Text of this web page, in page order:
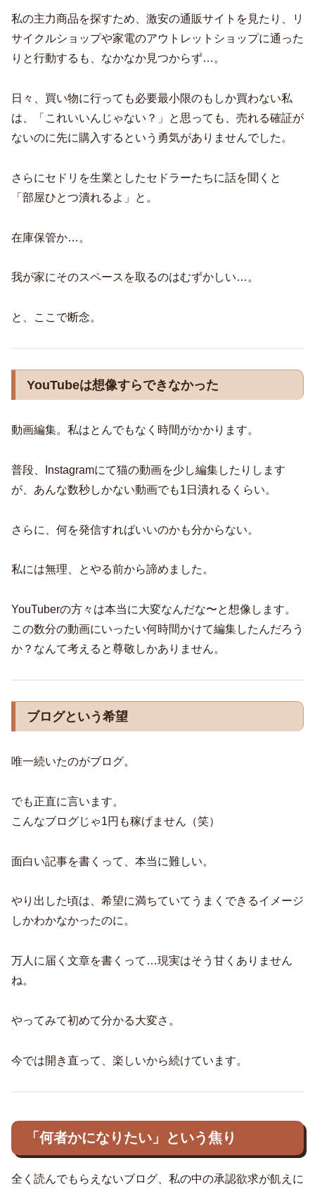
私の主力商品を探すため、激安の通販サイトを見たり、リ
サイクルショップや家電のアウトレットショップに通った
りと行動するも、なかなか見つからず…。
日々、買い物に行っても必要最小限のもしか買わない私
は、「これいいんじゃない？」と思っても、売れる確証が
ないのに先に購入するという勇気がありませんでした。
さらにセドリを生業としたセドラーたちに話を聞くと
「部屋ひとつ潰れるよ」と。
在庫保管か…。
我が家にそのスペースを取るのはむずかしい…。
と、ここで断念。
YouTubeは想像すらできなかった
動画編集。私はとんでもなく時間がかかります。
普段、Instagramにて猫の動画を少し編集したりします
が、あんな数秒しかない動画でも1日潰れるくらい。
さらに、何を発信すればいいのかも分からない。
私には無理、とやる前から諦めました。
YouTuberの方々は本当に大変なんだな〜と想像します。
この数分の動画にいったい何時間かけて編集したんだろう
か？なんて考えると尊敬しかありません。
ブログという希望
唯一続いたのがブログ。
でも正直に言います。
こんなブログじゃ1円も稼げません（笑）
面白い記事を書くって、本当に難しい。
やり出した頃は、希望に満ちていてうまくできるイメージ
しかわかなかったのに。
万人に届く文章を書くって…現実はそう甘くありません
ね。
やってみて初めて分かる大変さ。
今では開き直って、楽しいから続けています。
「何者かになりたい」という焦り
全く読んでもらえないブログ、私の中の承認欲求が飢えに